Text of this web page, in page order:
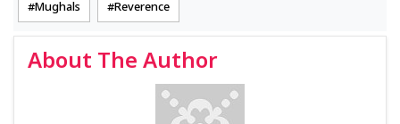
Mughals Reverence
About The Author